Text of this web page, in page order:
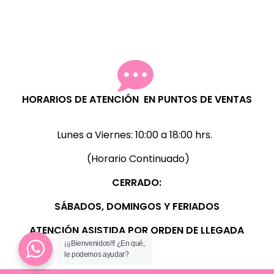
HORARIOS DE ATENCIÓN EN PUNTOS DE VENTAS
Lunes a Viernes: 10:00 a 18:00 hrs.
(Horario Continuado)
CERRADO:
SÁBADOS, DOMINGOS Y FERIADOS
ATENCIÓN ASISTIDA POR ORDEN DE LLEGADA
¡¡¡Bienvenidos!!! ¿En qué,
le podemos ayudar?